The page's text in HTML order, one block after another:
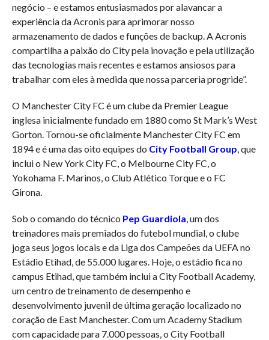
negócio – e estamos entusiasmados por alavancar a
experiência da Acronis para aprimorar nosso
armazenamento de dados e funções de backup. A Acronis
compartilha a paixão do City pela inovação e pela utilização
das tecnologias mais recentes e estamos ansiosos para
trabalhar com eles à medida que nossa parceria progride”.
O Manchester City FC é um clube da Premier League
inglesa inicialmente fundado em 1880 como St Mark’s West
Gorton. Tornou-se oficialmente Manchester City FC em
1894 e é uma das oito equipes do City Football Group, que
inclui o New York City FC, o Melbourne City FC, o
Yokohama F. Marinos, o Club Atlético Torque e o FC
Girona.
Sob o comando do técnico Pep Guardiola, um dos
treinadores mais premiados do futebol mundial, o clube
joga seus jogos locais e da Liga dos Campeões da UEFA no
Estádio Etihad, de 55.000 lugares. Hoje, o estádio fica no
campus Etihad, que também inclui a City Football Academy,
um centro de treinamento de desempenho e
desenvolvimento juvenil de última geração localizado no
coração de East Manchester. Com um Academy Stadium
com capacidade para 7.000 pessoas, o City Football